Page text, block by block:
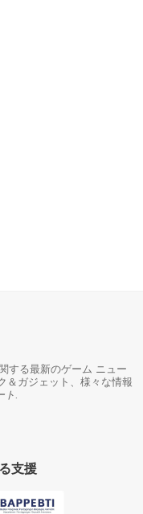
する最新のゲーム ニュー
＆ガジェット、様々な情報
ト .
支援